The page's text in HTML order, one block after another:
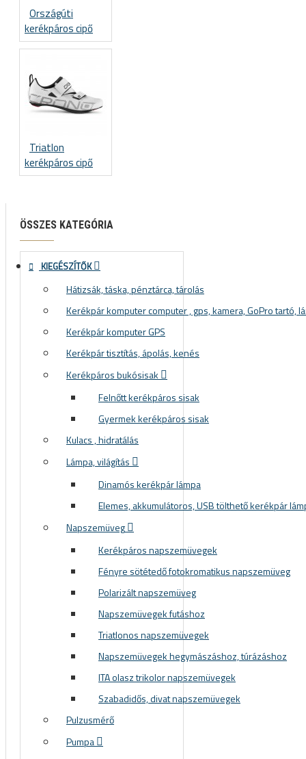
Országúti
kerékpáros cipő
Triatlon
kerékpáros cipő
ÖSSZES KATEGÓRIA
KIEGÉSZÍTŐK
Hátizsák, táska, pénztárca, tárolás
Kerékpár komputer computer , gps, kamera, GoPro tartó,
Kerékpár komputer GPS
Kerékpár tisztítás, ápolás, kenés
Kerékpáros bukósisak
Felnőtt kerékpáros sisak
Gyermek kerékpáros sisak
Kulacs , hidratálás
Lámpa, világítás
Dinamós kerékpár lámpa
Elemes, akkumulátoros, USB tölthető kerékpár
Napszemüveg
Kerékpáros napszemüvegek
Fényre sötétedő fotokromatikus napszemüveg
Polarizált napszemüveg
Napszemüvegek futáshoz
Triatlonos napszemüvegek
Napszemüvegek hegymászáshoz, túrázáshoz
ITA olasz trikolor napszemüvegek
Szabadidős, divat napszemüvegek
Pulzusmérő
Pumpa